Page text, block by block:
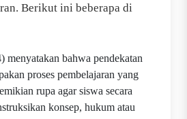
Berikut ini beberapa di
menyatakan bahwa pendekatan
proses pembelajaran yang
rupa agar siswa secara
konsep, hukum atau